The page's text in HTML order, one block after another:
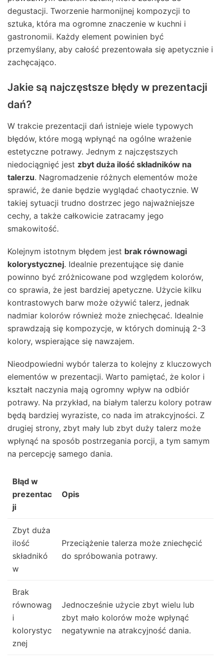
degustacji. Tworzenie harmonijnej kompozycji to
sztuka, która ma ogromne znaczenie w kuchni i
gastronomii. Każdy element powinien być
przemyślany, aby całość prezentowała się apetycznie i
zachęcająco.
Jakie są najczęstsze błędy w prezentacji
dań?
W trakcie prezentacji dań istnieje wiele typowych
błędów, które mogą wpłynąć na ogólne wrażenie
estetyczne potrawy. Jednym z najczęstszych
niedociągnięć jest zbyt duża ilość składników na
talerzu. Nagromadzenie różnych elementów może
sprawić, że danie będzie wyglądać chaotycznie. W
takiej sytuacji trudno dostrzec jego najważniejsze
cechy, a także całkowicie zatracamy jego
smakowitość.
Kolejnym istotnym błędem jest brak równowagi
kolorystycznej. Idealnie prezentujące się danie
powinno być zróżnicowane pod względem kolorów,
co sprawia, że jest bardziej apetyczne. Użycie kilku
kontrastowych barw może ożywić talerz, jednak
nadmiar kolorów również może zniechęcać. Idealnie
sprawdzają się kompozycje, w których dominują 2-3
kolory, wspierające się nawzajem.
Nieodpowiedni wybór talerza to kolejny z kluczowych
elementów w prezentacji. Warto pamiętać, że kolor i
kształt naczynia mają ogromny wpływ na odbiór
potrawy. Na przykład, na białym talerzu kolory potraw
będą bardziej wyraziste, co nada im atrakcyjności. Z
drugiej strony, zbyt mały lub zbyt duży talerz może
wpłynąć na sposób postrzegania porcji, a tym samym
na percepcję samego dania.
Błąd w
prezentac
ji
Opis
Zbyt duża
ilość
składnikó
w
Przeciążenie talerza może zniechęcić
do spróbowania potrawy.
Brak
równowag
i
kolorystyc
znej
Jednocześnie użycie zbyt wielu lub
zbyt mało kolorów może wpłynąć
negatywnie na atrakcyjność dania.